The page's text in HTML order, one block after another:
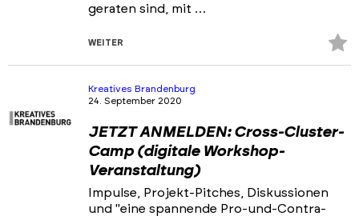
geraten sind, mit …
WEITER
Kreatives Brandenburg
24. September 2020
JETZT ANMELDEN: Cross-Cluster-
Camp (digitale Workshop-
Veranstaltung)
Impulse, Projekt-Pitches, Diskussionen
und "eine spannende Pro-und-Contra-